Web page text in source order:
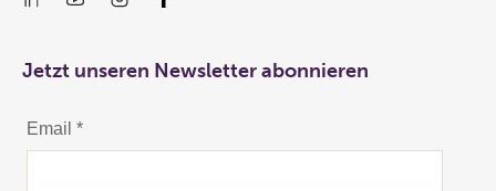
Jetzt unseren Newsletter abonnieren